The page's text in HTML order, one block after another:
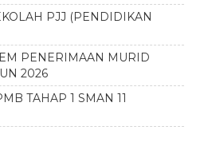
PJJ (PENDIDIKAN
PENERIMAAN MURID
2026
TAHAP 1 SMAN 11